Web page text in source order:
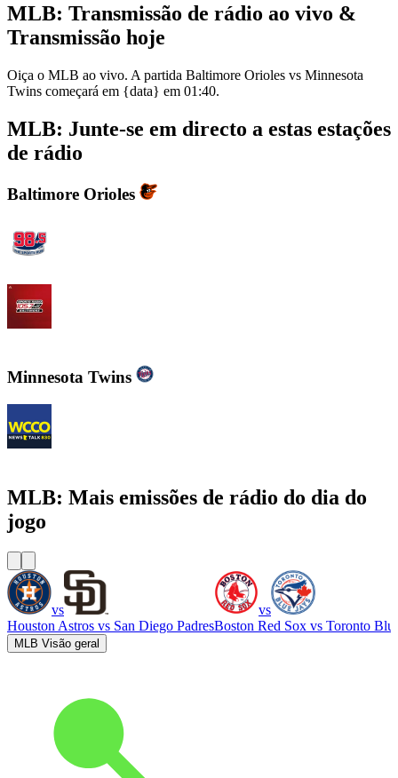
MLB: Transmissão de rádio ao vivo &
Transmissão hoje
Oiça o MLB ao vivo. A partida Baltimore Orioles vs Minnesota
Twins começará em {data} em 01:40.
MLB: Junte-se em directo a estas estações
de rádio
Baltimore Orioles
Minnesota Twins
MLB: Mais emissões de rádio do dia do
jogo
vs
Houston Astros vs San Diego Padres
vs
Boston Red Sox vs Toronto
MLB Visão geral